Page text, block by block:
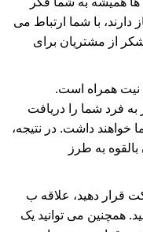
با شما ارتباط می
از مشتریان برای
نیت همراه است.
فرد شما را دریافت
داشت. در نتیجه،
به طرز
قرار دهید، علاقه ب
همچنین می توانید یک